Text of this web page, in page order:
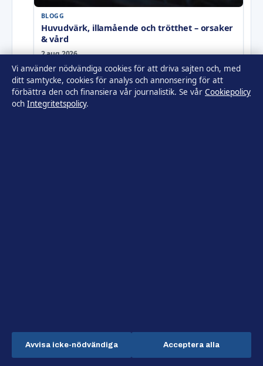
BLOGG
Huvudvärk, illamående och trötthet – orsaker
& vård
2 aug 2026
Vi använder nödvändiga cookies för att driva sajten och, med
ditt samtycke, cookies för analys och annonsering för att
förbättra den och finansiera vår journalistik. Se vår Cookiepolicy
och Integritetspolicy.
Avvisa icke-nödvändiga Acceptera alla